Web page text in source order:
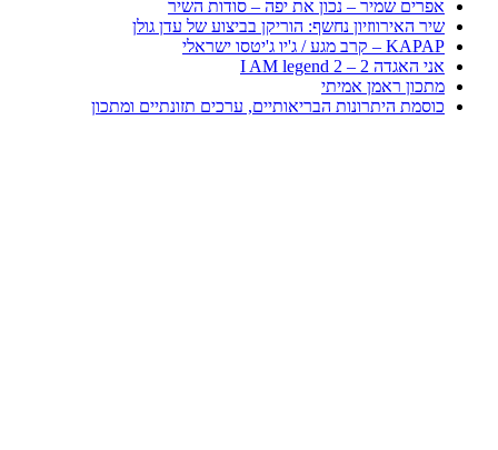
אפרים שמיר – נכון את יפה – סודות השיר
שיר האירווזיון נחשף: הוריקן בביצוע של עדן גולן
KAPAP – קרב מגע / ג'יו ג'יטסו ישראלי
אני האגדה 2 – I AM legend 2
מתכון ראמן אמיתי
כוסמת היתרונות הבריאותיים, ערכים תזונתיים ומתכון